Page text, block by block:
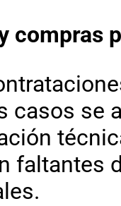
compras
casos se
faltantes